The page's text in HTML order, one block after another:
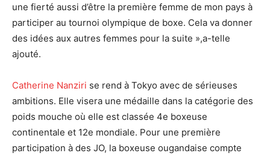
une fierté aussi d’être la première femme de mon pays à
participer au tournoi olympique de boxe. Cela va donner
des idées aux autres femmes pour la suite »,a-telle
ajouté.
Catherine Nanziri se rend à Tokyo avec de sérieuses
ambitions. Elle visera une médaille dans la catégorie des
poids mouche où elle est classée 4e boxeuse
continentale et 12e mondiale. Pour une première
participation à des JO, la boxeuse ougandaise compte